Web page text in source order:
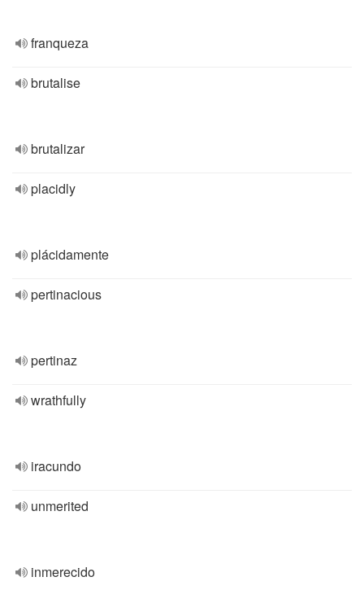
franqueza
brutalise
brutalizar
placidly
plácidamente
pertinacious
pertinaz
wrathfully
iracundo
unmerited
inmerecido